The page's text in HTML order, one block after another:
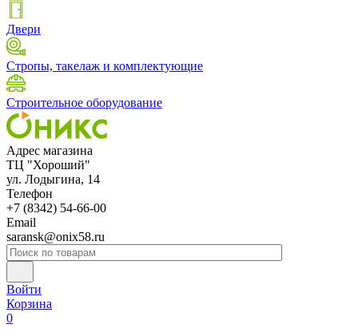
Двери
Стропы, такелаж и комплектующие
Строительное оборудование
Адрес магазина
ТЦ "Хороший"
ул. Лодыгина, 14
Телефон
+7 (8342) 54-66-00
Email
saransk@onix58.ru
Войти
Корзина
0